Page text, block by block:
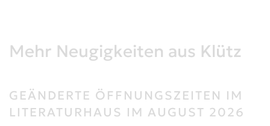
Mehr Neugigkeiten aus Klütz
GEÄNDERTE ÖFFNUNGSZEITEN IM
LITERATURHAUS IM AUGUST 2026